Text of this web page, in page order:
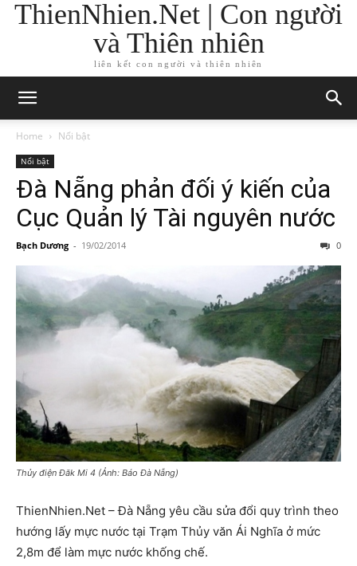
ThienNhien.Net | Con người
và Thiên nhiên
liên kết con người và thiên nhiên
Home Nổi bật
Nổi bật
Đà Nẵng phản đối ý kiến của
Cục Quản lý Tài nguyên nước
Bạch Dương - 19/02/2014 0
Thủy điện Đăk Mi 4 (Ảnh: Báo Đà Nẵng)
ThienNhien.Net – Đà Nẵng yêu cầu sửa đổi quy trình theo
hướng lấy mực nước tại Trạm Thủy văn Ái Nghĩa ở mức
2,8m để làm mực nước khống chế.